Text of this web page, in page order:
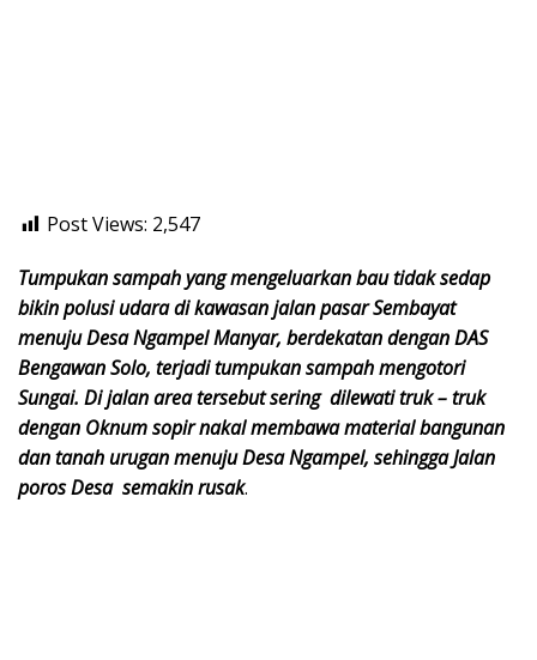
Post Views: 2,547
Tumpukan sampah yang mengeluarkan bau tidak sedap
bikin polusi udara di kawasan jalan pasar Sembayat
menuju Desa Ngampel Manyar, berdekatan dengan DAS
Bengawan Solo, terjadi tumpukan sampah mengotori
Sungai. Di jalan area tersebut sering dilewati truk – truk
dengan Oknum sopir nakal membawa material bangunan
dan tanah urugan menuju Desa Ngampel, sehingga Jalan
poros Desa semakin rusak.